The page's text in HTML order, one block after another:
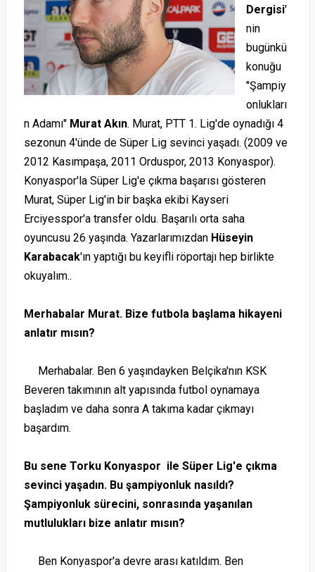
Dergisi'
nin
bugünkü
konuğu
''Şampiy
onlukları
n Adamı'' Murat Akın. Murat, PTT 1. Lig'de oynadığı 4
sezonun 4'ünde de Süper Lig sevinci yaşadı. (2009 ve
2012 Kasımpaşa, 2011 Orduspor, 2013 Konyaspor).
Konyaspor'la Süper Lig'e çıkma başarısı gösteren
Murat, Süper Lig'in bir başka ekibi Kayseri
Erciyesspor'a transfer oldu. Başarılı orta saha
oyuncusu 26 yaşında. Yazarlarımızdan Hüseyin
Karabacak'ın yaptığı bu keyifli röportajı hep birlikte
okuyalım..
Merhabalar Murat. Bize futbola başlama hikayeni
anlatır mısın?
Merhabalar. Ben 6 yaşındayken Belçika'nın KSK
Beveren takımının alt yapısında futbol oynamaya
başladım ve daha sonra A takıma kadar çıkmayı
başardım.
Bu sene Torku Konyaspor ile Süper Lig'e çıkma
sevinci yaşadın. Bu şampiyonluk nasıldı?
Şampiyonluk sürecini, sonrasında yaşanılan
mutlulukları bize anlatır mısın?
Ben Konyaspor'a devre arası katıldım. Ben